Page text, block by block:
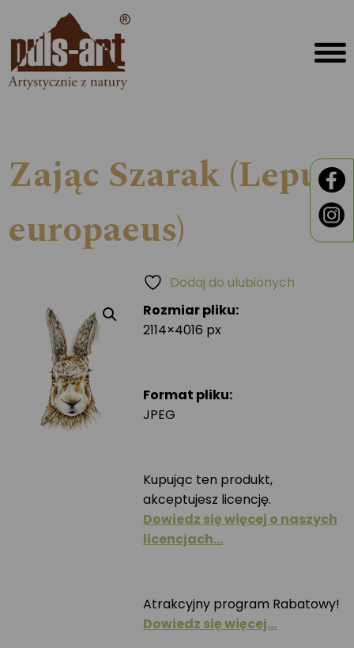
Zając Szarak (Lepus
europaeus)
Rozmiar pliku:
2114×4016 px
Format pliku:
JPEG
Kupując ten produkt,
akceptujesz licencję.
Dowiedz się więcej o naszych
licencjach…
Atrakcyjny program Rabatowy!
Dowiedz się więcej…
Dodaj do ulubionych